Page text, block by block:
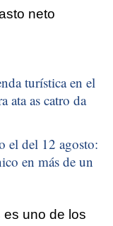
neto
turística en el
ata as catro da
el del 12 agosto:
en más de un
uno de los